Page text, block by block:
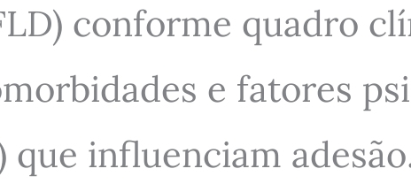
conforme quadro
e fatores
que influenciam